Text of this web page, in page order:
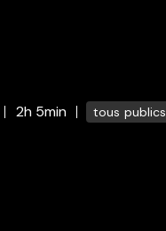
2h 5min tous publics